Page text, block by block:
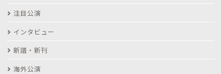
注目公演
インタビュー
新譜・新刊
海外公演